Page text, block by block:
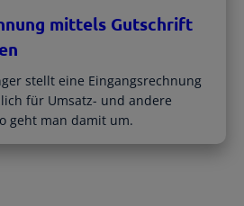
mittels Gutschrift
stellt eine Eingangsrechnung
für Umsatz- und andere
geht man damit um.